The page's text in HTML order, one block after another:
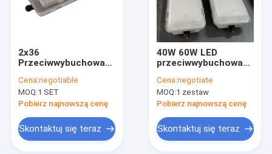
2x36
Przeciwwybuchowa
obudowa ABS,
115Lm/W,
oświetlenie stref
Cena:negotiable
MOQ:1 SET
Pobierz najnowszą cenę
Skontaktuj się teraz
40W 60W LED
przeciwwybuchowa
stref zagrożenia
przemysłowa
115Lm/W
Cena:negotiate
MOQ:1 zestaw
Pobierz najnowszą cenę
Skontaktuj się teraz